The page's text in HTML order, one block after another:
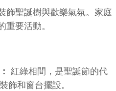
飾聖誕樹與歡樂氣氛。家庭
重要活動。
紅綠相間，是聖誕節的代
飾和窗台擺設。